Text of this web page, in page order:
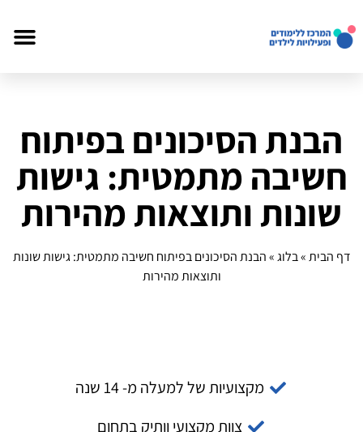
הבנת הסיכונים בפיתוח
חשיבה מתמטית: גישות
שונות ותוצאות מהירות
דף הבית»בלוג»הבנת הסיכונים בפיתוח חשיבה מתמטית: גישות שונות
ותוצאות מהירות
מקצועיות של למעלה מ- 14 שנה
צוות מקצועי וותיק בתחום